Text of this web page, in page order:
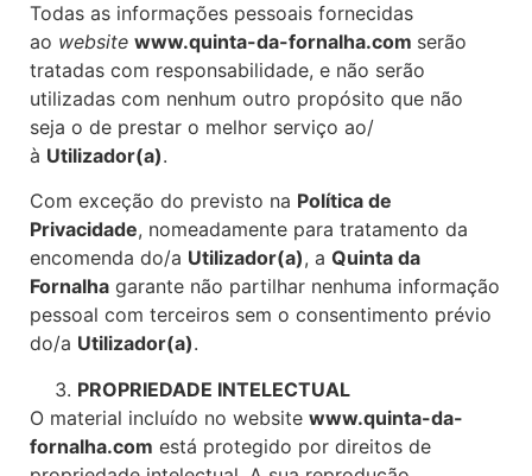
Todas as informações pessoais fornecidas
ao website www.quinta-da-fornalha.com serão
tratadas com responsabilidade, e não serão
utilizadas com nenhum outro propósito que não
seja o de prestar o melhor serviço ao/
à Utilizador(a).
Com exceção do previsto na Política de
Privacidade, nomeadamente para tratamento da
encomenda do/a Utilizador(a), a Quinta da
Fornalha garante não partilhar nenhuma informação
pessoal com terceiros sem o consentimento prévio
do/a Utilizador(a).
PROPRIEDADE INTELECTUAL
O material incluído no website www.quinta-da-
fornalha.com está protegido por direitos de